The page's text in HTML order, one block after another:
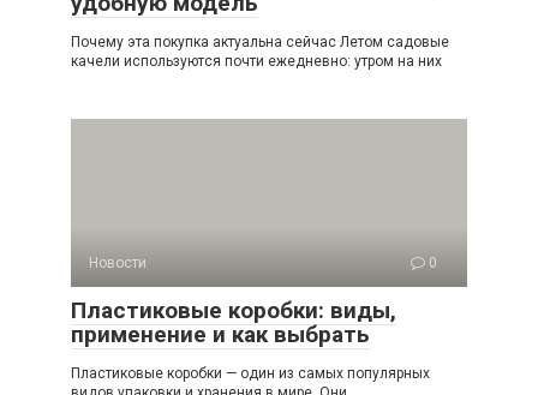
Почему эта покупка актуальна сейчас Летом садовые
качели используются почти ежедневно: утром на них
Новости 0
Пластиковые коробки: виды,
применение и как выбрать
Пластиковые коробки — один из самых популярных